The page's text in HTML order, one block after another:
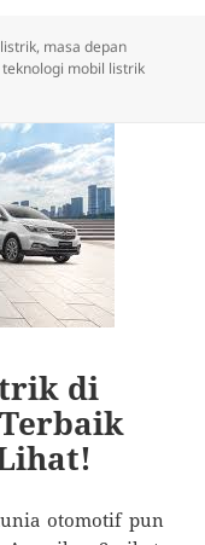
, masa depan
teknologi mobil listrik
dan Komitmennya pada
di
otomotif pun